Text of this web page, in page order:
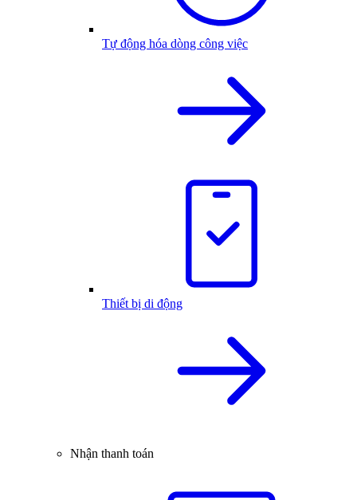
Tự động hóa dòng công việc
Thiết bị di động
Nhận thanh toán